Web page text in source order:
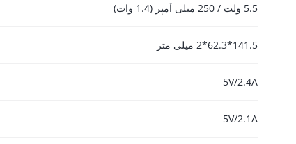
5.5 ولت / 250 میلی آمپر (1.4 وات)
141.5*62.3*2 میلی متر
5V/2.4A
5V/2.1A